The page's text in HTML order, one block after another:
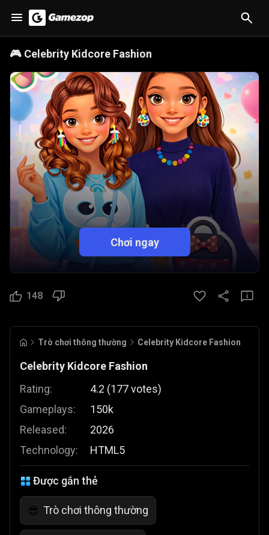
🎮 Celebrity Kidcore Fashion
Chơi ngay
148
Trò chơi thông thường Celebrity Kidcore Fashion
Celebrity Kidcore Fashion
Rating:
Gameplays:
Released:
Technology:
4.2 (177votes)
150k
2026
HTML5
Được gắn thẻ
😎 Trò chơi thông thường